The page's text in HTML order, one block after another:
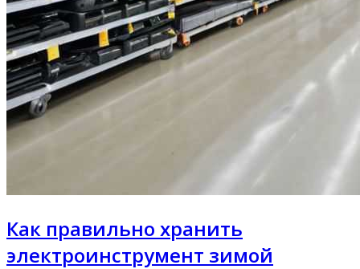
Как правильно хранить
электроинструмент зимой